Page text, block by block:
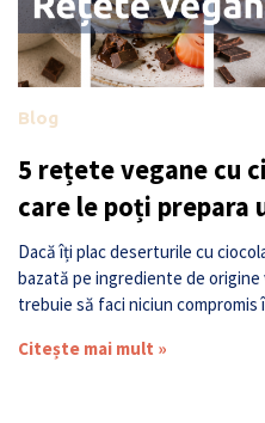
Blog
5 rețete vegane cu
care le poți prepara
Dacă îți plac deserturile cu
bazată pe ingrediente de
trebuie să faci niciun
Citește mai mult »